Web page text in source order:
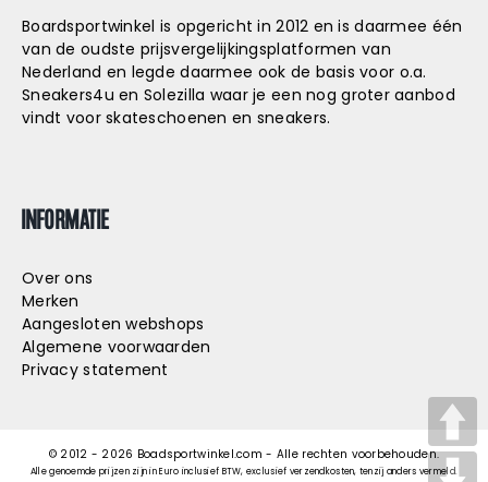
Boardsportwinkel is opgericht in 2012 en is daarmee één
van de oudste prijsvergelijkingsplatformen van
Nederland en legde daarmee ook de basis voor o.a.
Sneakers4u en Solezilla waar je een nog groter aanbod
vindt voor skateschoenen en sneakers.
INFORMATIE
Over ons
Merken
Aangesloten webshops
Algemene voorwaarden
Privacy statement
© 2012 - 2026 Boadsportwinkel.com - Alle rechten voorbehouden.
Alle genoemde prijzen zijn in Euro inclusief BTW, exclusief verzendkosten, tenzij anders vermeld.